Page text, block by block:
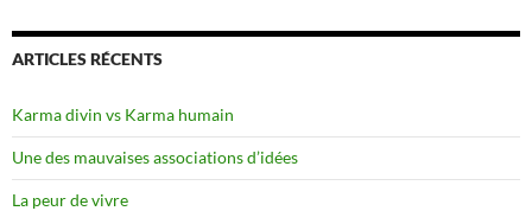
ARTICLES RÉCENTS
Karma divin vs Karma humain
Une des mauvaises associations d’idées
La peur de vivre